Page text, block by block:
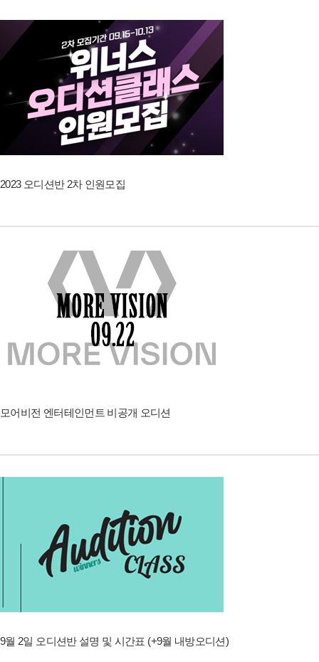
2023 오디션반 2차 인원모집
모어비전 엔터테인먼트 비공개 오디션
9월 2일 오디션반 설명 및 시간표 (+9월 내방오디션)